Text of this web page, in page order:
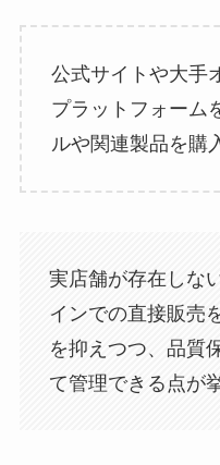
公式サイトや大手
プラットフォーム
ルや関連製品を購
実店舗が存在しな
インでの直接販売
を抑えつつ、品質
て管理できる点が